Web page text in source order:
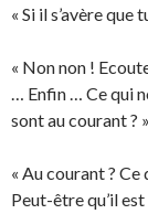
« Si il s’avère
« Non non !
… Enfin … Ce qui
sont au courant ? »
« Au courant ? Ce
Peut-être qu’il est